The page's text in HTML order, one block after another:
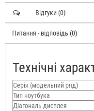
Відгуки (0)
Питання - відповідь (0)
Технічні
Серія (модельний ряд)
Тип ноутбука
Діагональ дисплея